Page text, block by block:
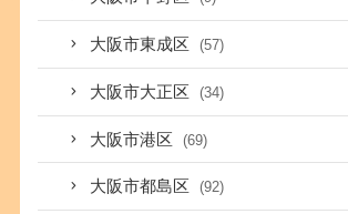
大阪市東成区 (57)
大阪市大正区 (34)
大阪市港区 (69)
大阪市都島区 (92)